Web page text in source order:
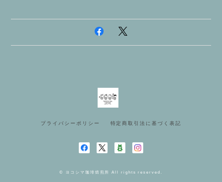
プライバシーポリシー 特定商取引法に基づく表記
© ヨコシマ珈琲焙煎所 All rights reserved.